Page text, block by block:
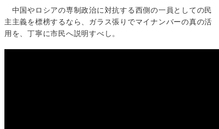
中国やロシアの専制政治に対抗する西側の一員としての民
主主義を標榜するなら、ガラス張りでマイナンバーの真の活
用を、丁寧に市民へ説明すべし。